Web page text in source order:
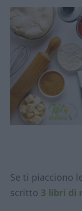
Se ti piacciono
scritto 3 libri di